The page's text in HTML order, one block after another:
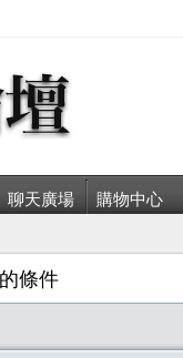
聊天廣場 購物中心
條件